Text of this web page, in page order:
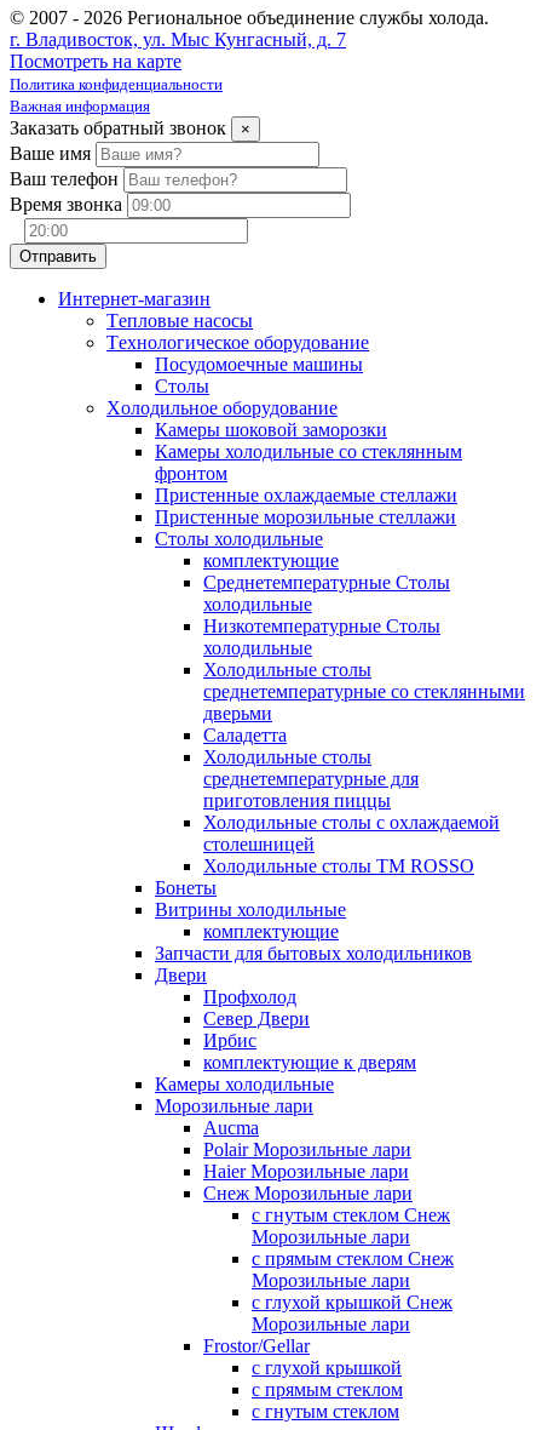
© 2007 - 2026 Региональное объединение службы холода.
г. Владивосток, ул. Мыс Кунгасный, д. 7
Посмотреть на карте
Политика конфиденциальности
Важная информация
Заказать обратный звонок ×
Ваше имя
Ваш телефон
Время звонка
Интернет-магазин
Tепловые насосы
Tехнологическое оборудование
Посудомоечные машины
Столы
Xолодильное оборудование
Камеры шоковой заморозки
Камеры холодильные со стеклянным
фронтом
Пристенные охлаждаемые стеллажи
Пристенные морозильные стеллажи
Столы холодильные
комплектующие
Среднетемпературные Столы
холодильные
Низкотемпературные Столы
холодильные
Холодильные столы
среднетемпературные со стеклянными
дверьми
Саладетта
Холодильные столы
среднетемпературные для
приготовления пиццы
Холодильные столы с охлаждаемой
столешницей
Холодильные столы ТМ ROSSO
Бонеты
Витрины холодильные
комплектующие
Запчасти для бытовых холодильников
Двери
Профхолод
Север Двери
Ирбис
комплектующие к дверям
Камеры холодильные
Морозильные лари
Aucma
Polair Морозильные лари
Haier Морозильные лари
Снеж Морозильные лари
с гнутым стеклом Снеж
Морозильные лари
с прямым стеклом Снеж
Морозильные лари
с глухой крышкой Снеж
Морозильные лари
Frostor/Gellar
с глухой крышкой
с прямым стеклом
с гнутым стеклом